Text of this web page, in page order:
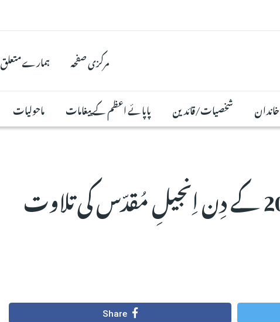
مرکزی صفحہ ہمارے متعلق
خاندان شخصیات/قائدین پاپائے اعظم کے پیغامات ماحولیات
آج مورخہ 9 اگست 2024 کے دِن اِنجیلِ مُقدّس کی تلاوت
Share